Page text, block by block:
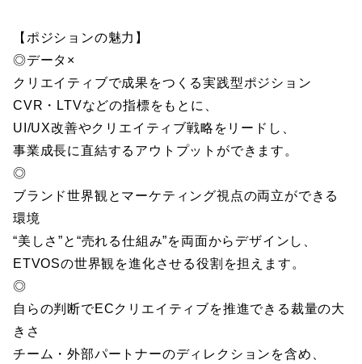
【ポジションの魅力】
◎データ×
クリエイティブで成果をつくる実践型ポジション
CVR・LTVなどの指標をもとに、
UI/UX改善やクリエイティブ戦略をリードし、
事業成長に直結するアウトプットができます。
◎
ブランド世界観とマーケティング視点の両立ができる
環境
“美しさ”と“売れる仕組み”を両面からデザインし、
ETVOSの世界観を進化させる役割を担えます。
◎
自らの判断でECクリエイティブを推進できる裁量の大
きさ
チーム・外部パートナーのディレクションを含め、